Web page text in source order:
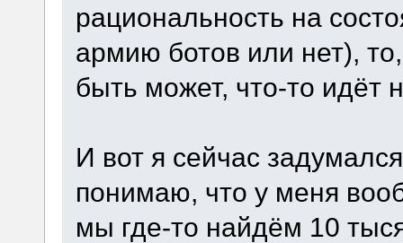
рациональность на
армию ботов или нет),
быть может, что-то идёт
И вот я сейчас
понимаю, что у меня
мы где-то найдём 10